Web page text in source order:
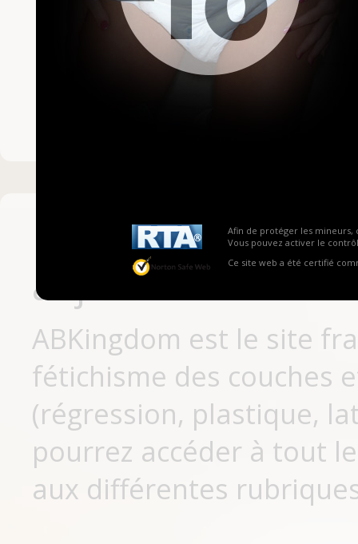
Afin de protéger les mineurs,
Vous pouvez activer le
Ce site web a été certifié
Nom d'utilisateur
Mot de passe
Pas encore
aujourd'hui
ABKingdom est le site
fétichisme des couches
(régression, plastique,
pourrez accéder à tout
aux différentes